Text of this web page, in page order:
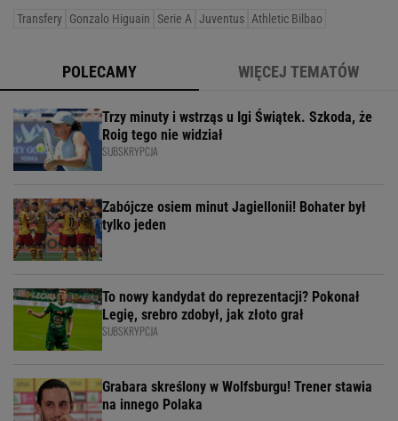
Transfery Gonzalo Higuain Serie A Juventus Athletic Bilbao
POLECAMY WIĘCEJ TEMATÓW
Trzy minuty i wstrząs u Igi Świątek. Szkoda, że
Roig tego nie widział
SUBSKRYPCJA
Zabójcze osiem minut Jagiellonii! Bohater był
tylko jeden
To nowy kandydat do reprezentacji? Pokonał
Legię, srebro zdobył, jak złoto grał
SUBSKRYPCJA
Grabara skreślony w Wolfsburgu! Trener stawia
na innego Polaka